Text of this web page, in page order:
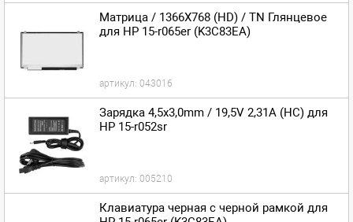
Матрица / 1366X768 (HD) / TN Глянцевое
для HP 15-r065er (K3C83EA)
артикул: 043016
Зарядка 4,5x3,0mm / 19,5V 2,31A (HC) для
HP 15-r052sr
артикул: 005210
Клавиатура черная с черной рамкой для